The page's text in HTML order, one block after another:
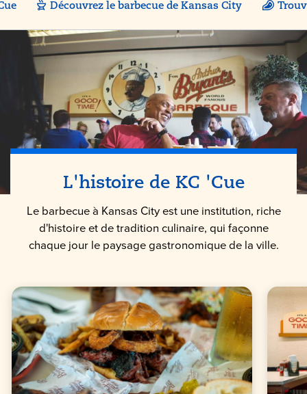
Découvrez le barbecue de Kansas City
L'histoire de KC 'Cue
Le barbecue à Kansas City est une institution, riche
d'histoire et de tradition culinaire, qui façonne
chaque jour le paysage gastronomique de la ville.